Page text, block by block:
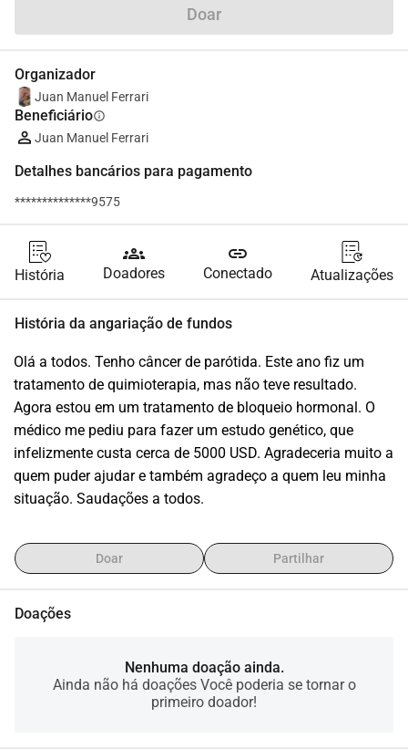
Doar
Organizador
Juan Manuel Ferrari
Beneficiárioinfo
Juan Manuel Ferrari
Detalhes bancários para pagamento
**************9575
História
groups
Doadores
link
Conectado Atualizações
História da angariação de fundos
Olá a todos. Tenho câncer de parótida. Este ano fiz um
tratamento de quimioterapia, mas não teve resultado.
Agora estou em um tratamento de bloqueio hormonal. O
médico me pediu para fazer um estudo genético, que
infelizmente custa cerca de 5000 USD. Agradeceria muito a
quem puder ajudar e também agradeço a quem leu minha
situação. Saudações a todos.
Doar Partilhar
Doações
Nenhuma doação ainda.
Ainda não há doações Você poderia se tornar o
primeiro doador!